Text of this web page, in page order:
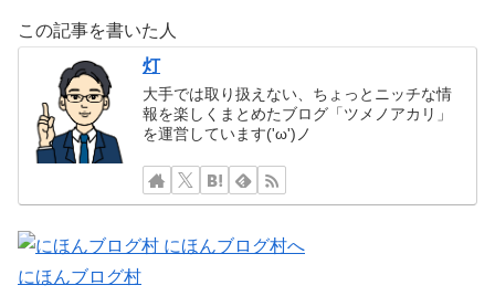
この記事を書いた人
灯
大手では取り扱えない、ちょっとニッチな情
報を楽しくまとめたブログ「ツメノアカリ」
を運営しています('ω')ノ
にほんブログ村